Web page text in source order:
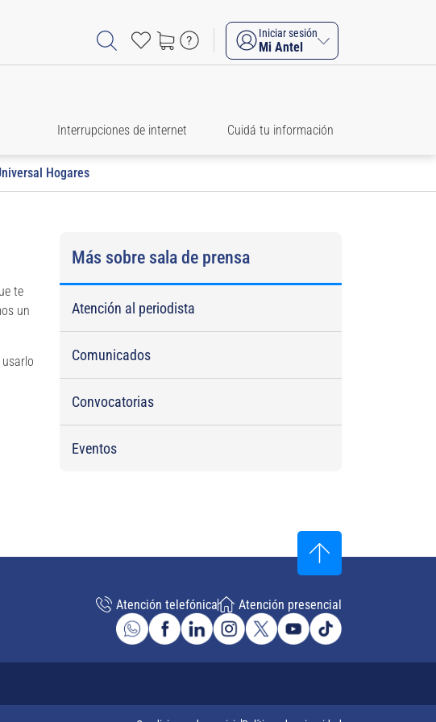
Iniciar sesión
Mi Antel
Interrupciones de internet Cuidá tu información
Hogares
te
un
Más sobre sala de prensa
Atención al periodista
Comunicados
Convocatorias
Eventos
Atención telefónica Atención presencial